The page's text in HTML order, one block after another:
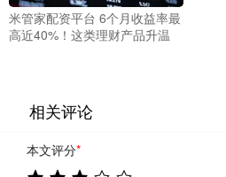
米管家配资平台 6个月收益率最
高近40%！这类理财产品升温
相关评论
本文评分*